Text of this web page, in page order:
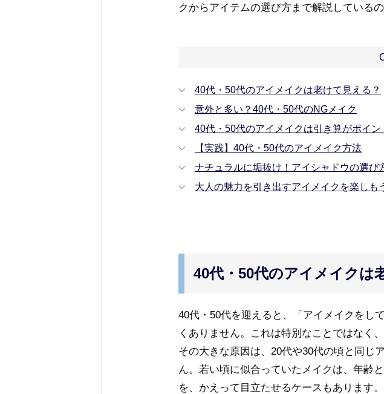
クからアイテムの選び方まで解説している
40代・50代のアイメイクは老けて見える？
意外と多い？40代・50代のNGメイク
40代・50代のアイメイクは引き算がポイン
【実践】40代・50代のアイメイク方法
ナチュラルに垢抜け！アイシャドウの選び
大人の魅力を引き出すアイメイクを楽しも
40代・50代のアイメイクは
40代・50代を迎えると、「アイメイクをし
くありません。これは特別なことではなく
その大きな原因は、20代や30代の頃と同じ
ん。若い頃に似合っていたメイクは、年齢
を、かえって目立たせるケースもあります。